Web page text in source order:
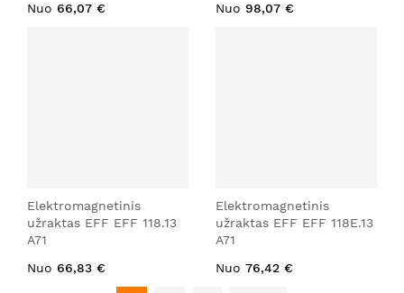
Nuo 66,07 €
Nuo 98,07 €
Elektromagnetinis
užraktas EFF EFF 118.13
A71
Nuo 66,83 €
Elektromagnetinis
užraktas EFF EFF 118E.13
A71
Nuo 76,42 €